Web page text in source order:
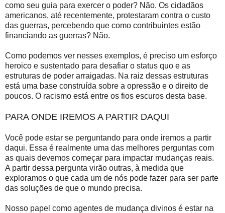
como seu guia para exercer o poder? Não. Os cidadãos
americanos, até recentemente, protestaram contra o custo
das guerras, percebendo que como contribuintes estão
financiando as guerras? Não.
Como podemos ver nesses exemplos, é preciso um esforço
heroico e sustentado para desafiar o status quo e as
estruturas de poder arraigadas. Na raiz dessas estruturas
está uma base construída sobre a opressão e o direito de
poucos. O racismo está entre os fios escuros desta base.
PARA ONDE IREMOS A PARTIR DAQUI
Você pode estar se perguntando para onde iremos a partir
daqui. Essa é realmente uma das melhores perguntas com
as quais devemos começar para impactar mudanças reais.
A partir dessa pergunta virão outras, à medida que
exploramos o que cada um de nós pode fazer para ser parte
das soluções de que o mundo precisa.
Nosso papel como agentes de mudança divinos é estar na